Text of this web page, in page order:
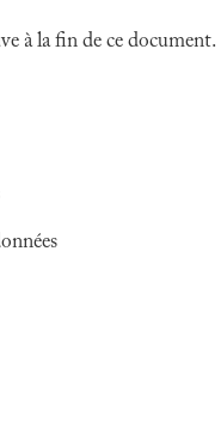
à la fin de ce document.